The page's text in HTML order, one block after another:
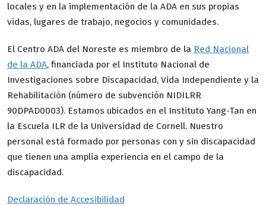
locales y en la implementación de la ADA en sus propias
vidas, lugares de trabajo, negocios y comunidades.
El Centro ADA del Noreste es miembro de la Red Nacional
de la ADA, financiada por el Instituto Nacional de
Investigaciones sobre Discapacidad, Vida Independiente y la
Rehabilitación (número de subvención NIDILRR
90DPAD0003). Estamos ubicados en el Instituto Yang-Tan en
la Escuela ILR de la Universidad de Cornell. Nuestro
personal está formado por personas con y sin discapacidad
que tienen una amplia experiencia en el campo de la
discapacidad.
Declaración de Accesibilidad